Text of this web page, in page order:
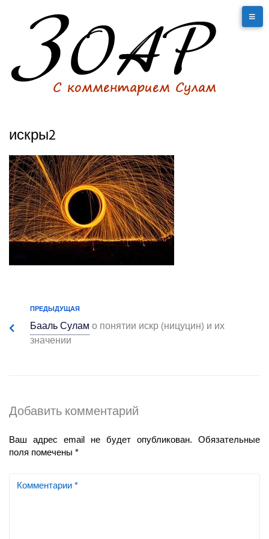
искры2
ПРЕДЫДУЩАЯ
Бааль Суламо понятии искр (ницуцин) и их
значении
Добавить комментарий
Ваш адрес email не будет опубликован.
Обязательные
поля помечены *